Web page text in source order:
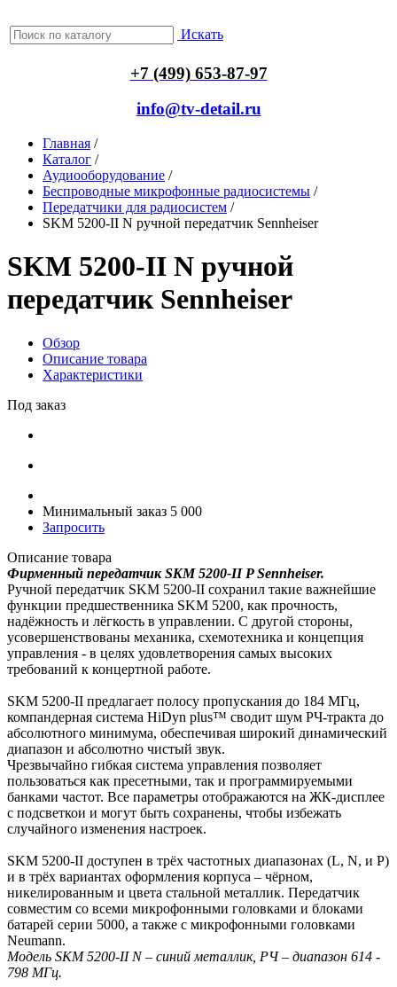
Искать
+7 (499) 653-87-97
info@tv-detail.ru
Главная /
Каталог /
Аудиооборудование /
Беспроводные микрофонные радиосистемы /
Передатчики для радиосистем /
SKM 5200-II N ручной передатчик Sennheiser
SKM 5200-II N ручной
передатчик Sennheiser
Обзор
Описание товара
Характеристики
Под заказ
Минимальный заказ 5 000
Запросить
Описание товара
Фирменный передатчик SKM 5200-II P Sennheiser.
Ручной передатчик SKM 5200-II сохранил такие важнейшие
функции предшественника SKM 5200, как прочность,
надёжность и лёгкость в управлении. С другой стороны,
усовершенствованы механика, схемотехника и концепция
управления - в целях удовлетворения самых высоких
требований к концертной работе.
SKM 5200-II предлагает полосу пропускания до 184 МГц,
компандерная система HiDyn plus™ сводит шум РЧ-тракта до
абсолютного минимума, обеспечивая широкий динамический
диапазон и абсолютно чистый звук.
Чрезвычайно гибкая система управления позволяет
пользоваться как пресетными, так и программируемыми
банками частот. Все параметры отображаются на ЖК-дисплее
с подсветкои и могут быть сохранены, чтобы избежать
случайного изменения настроек.
SKM 5200-II доступен в трёх частотных диапазонах (L, N, и P)
и в трёх вариантах оформления корпуса – чёрном,
никелированным и цвета стальной металлик. Передатчик
совместим со всеми микрофонными головками и блоками
батарей серии 5000, а также с микрофонными головками
Neumann.
Модель SKM 5200-II N – синий металлик, РЧ – диапазон 614 -
798 МГц.